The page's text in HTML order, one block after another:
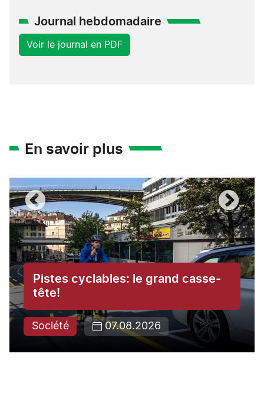
Journal hebdomadaire
Voir le journal en PDF
En savoir plus
Pistes cyclables: le grand casse-
tête!
Société 07.08.2026